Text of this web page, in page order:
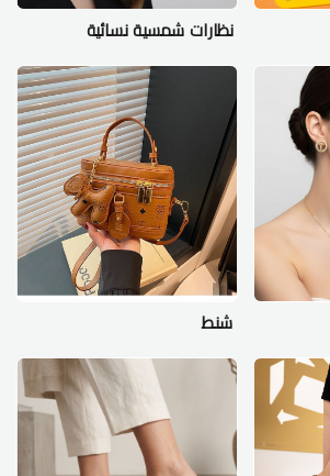
نظارات شمسية نسائية
شنط